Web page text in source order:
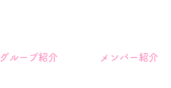
グループ紹介 メンバー紹介